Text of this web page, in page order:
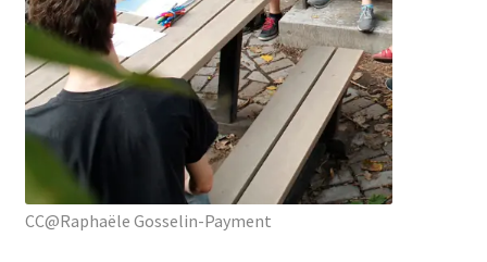
CC@Raphaële Gosselin-Payment